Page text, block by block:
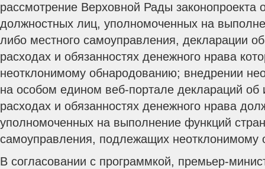
рассмотрение Верховной Рады законопроекта
должностных лиц, уполномоченных на
либо местного самоуправления, декларации
расходах и обязанностях денежного нрава
неотклонимому обнародованию; внедрении
на особом едином веб-портале деклараций
расходах и обязанностях денежного нрава
уполномоченных на выполнение функций
самоуправления, подлежащих неотклонимому
В согласовании с программкой, премьер-